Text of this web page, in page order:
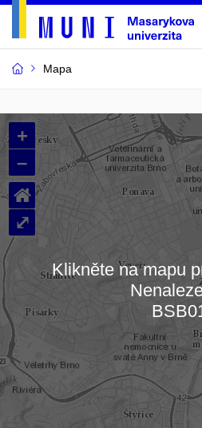
Mapa
Budovy
a
místnosti
MU
Načítám
+
–
⌂
⤢
Klikněte na mapu